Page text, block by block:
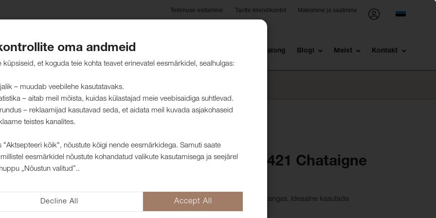
Tellimuse esitamine Taotle kliendikontot Maksmine ja saatmine
Hooldusjuhised Jätkusuutlikkus Müügisalong Blogi Meist Kontakt
Mööblikangas Arcade 421 Chataigne
Arcade on sams naha imitatsiooniga mikrofiiber kangas. Ideaalne kasutada
kombineerituna naturaal- või kunstnahaga.
oma andmeid
küpsiseid, et koguda teie kohta teavet erinevatel eesmärkidel, sealhulgas:
– muudab veebilehe kasutatavaks.
– aitab meil mõista, kuidas külastajad meie veebisaidiga suhtlevad.
– reklaamijad kasutavad seda, et aidata meil kuvada asjakohaseid
teistes kanalites.
"Aktsepteeri kõik", nõustute kõigi nende eesmärkidega. Samuti saate
eesmärkidel nõustute kohandatud valikute kasutamisega ja seejärel
„Nõustun valitud”..
Decline All Accept All